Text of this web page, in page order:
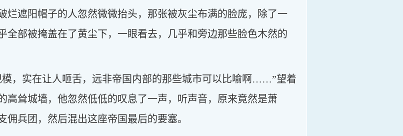
烂遮阳帽子的人忽然微微抬头，那张被灰尘布满的脸庞，除了一
全部被掩盖在了黄尘下，一眼看去，几乎和旁边那些脸色木然的
模，实在让人咂舌，远非帝国内部的那些城市可以比喻啊……”望着
高耸城墙，他忽然低低的叹息了一声，听声音，原来竟然是萧
兵团，然后混出这座帝国最后的要塞。